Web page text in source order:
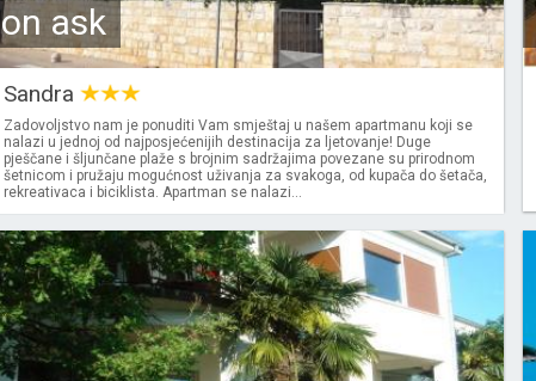
on ask
Sandra
Zadovoljstvo nam je ponuditi Vam smještaj u našem apartmanu koji se
nalazi u jednoj od najposjećenijih destinacija za ljetovanje! Duge
pješčane i šljunčane plaže s brojnim sadržajima povezane su prirodnom
šetnicom i pružaju mogućnost uživanja za svakoga, od kupača do šetača,
rekreativaca i biciklista. Apartman se nalazi...